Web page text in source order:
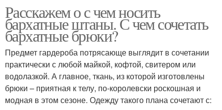
Расскажем о с чем носить
бархатные штаны. С чем сочетать
бархатные брюки?
Предмет гардероба потрясающе выглядит в сочетании
практически с любой майкой, кофтой, свитером или
водолазкой. А главное, ткань, из которой изготовлены
брюки – приятная к телу, по-королевски роскошная и
модная в этом сезоне. Одежду такого плана сочетают с: